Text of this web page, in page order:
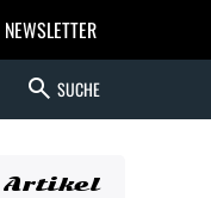
NEWSLETTER
search SUCHE
Artikel